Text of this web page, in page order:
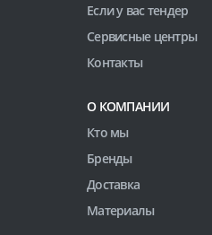
Если у вас тендер
Сервисные центры
Контакты
О КОМПАНИИ
Кто мы
Бренды
Доставка
Материалы